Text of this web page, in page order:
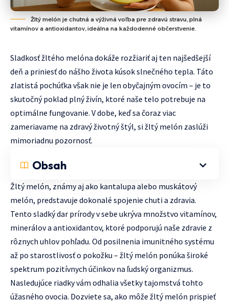
Žltý melón je chutná a výživná voľba pre zdravú stravu, plná
vitamínov a antioxidantov, ideálna na každodenné občerstvenie.
Sladkosť žltého melóna dokáže rozžiariť aj ten najšedšejší
deň a priniesť do nášho života kúsok slnečného tepla. Táto
zlatistá pochúťka však nie je len obyčajným ovocím – je to
skutočný poklad plný živín, ktoré naše telo potrebuje na
optimálne fungovanie. V dobe, keď sa čoraz viac
zameriavame na zdravý životný štýl, si žltý melón zaslúži
mimoriadnu pozornosť.
Obsah
Žltý melón, známy aj ako kantalupa alebo muskátový
melón, predstavuje dokonalé spojenie chuti a zdravia.
Tento sladký dar prírody v sebe ukrýva množstvo vitamínov,
minerálov a antioxidantov, ktoré podporujú naše zdravie z
rôznych uhlov pohľadu. Od posilnenia imunitného systému
až po starostlivosť o pokožku – žltý melón ponúka široké
spektrum pozitívnych účinkov na ľudský organizmus.
Nasledujúce riadky vám odhalia všetky tajomstvá tohto
úžasného ovocia. Dozviete sa, ako môže žltý melón prispieť